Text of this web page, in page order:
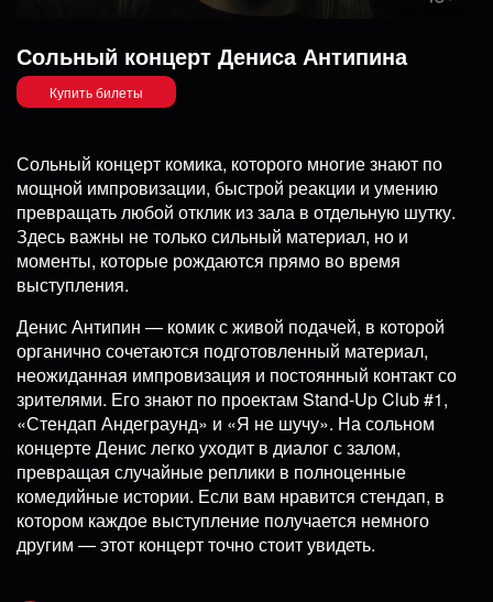
Сольный концерт Дениса Антипина
Купить билеты
Сольный концерт комика, которого многие знают по
мощной импровизации, быстрой реакции и умению
превращать любой отклик из зала в отдельную шутку.
Здесь важны не только сильный материал, но и
моменты, которые рождаются прямо во время
выступления.
Денис Антипин — комик с живой подачей, в которой
органично сочетаются подготовленный материал,
неожиданная импровизация и постоянный контакт со
зрителями. Его знают по проектам Stand-Up Club #1,
«Стендап Андеграунд» и «Я не шучу». На сольном
концерте Денис легко уходит в диалог с залом,
превращая случайные реплики в полноценные
комедийные истории. Если вам нравится стендап, в
котором каждое выступление получается немного
другим — этот концерт точно стоит увидеть.